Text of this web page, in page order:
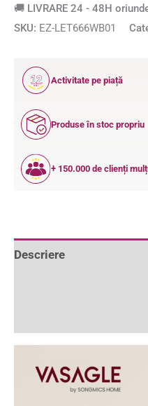
🚚 LIVRARE 24 - 48H
SKU: EZ-LET666WB01
12
ANI
Activitate pe piață
Produse în stoc propriu
+ 150.000 de clienți
Descriere